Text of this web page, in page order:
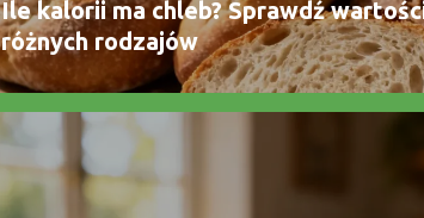
Ile kalorii ma chleb? Sprawdź
różnych rodzajów